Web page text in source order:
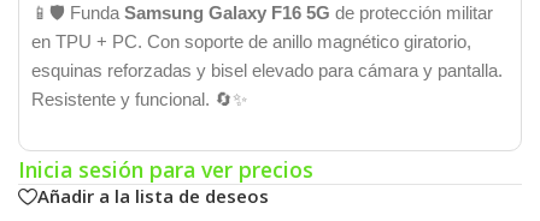
📱🛡️ Funda Samsung Galaxy F16 5G de protección militar
en TPU + PC. Con soporte de anillo magnético giratorio,
esquinas reforzadas y bisel elevado para cámara y pantalla.
Resistente y funcional. 🔄✨
Inicia sesión para ver precios
Añadir a la lista de deseos